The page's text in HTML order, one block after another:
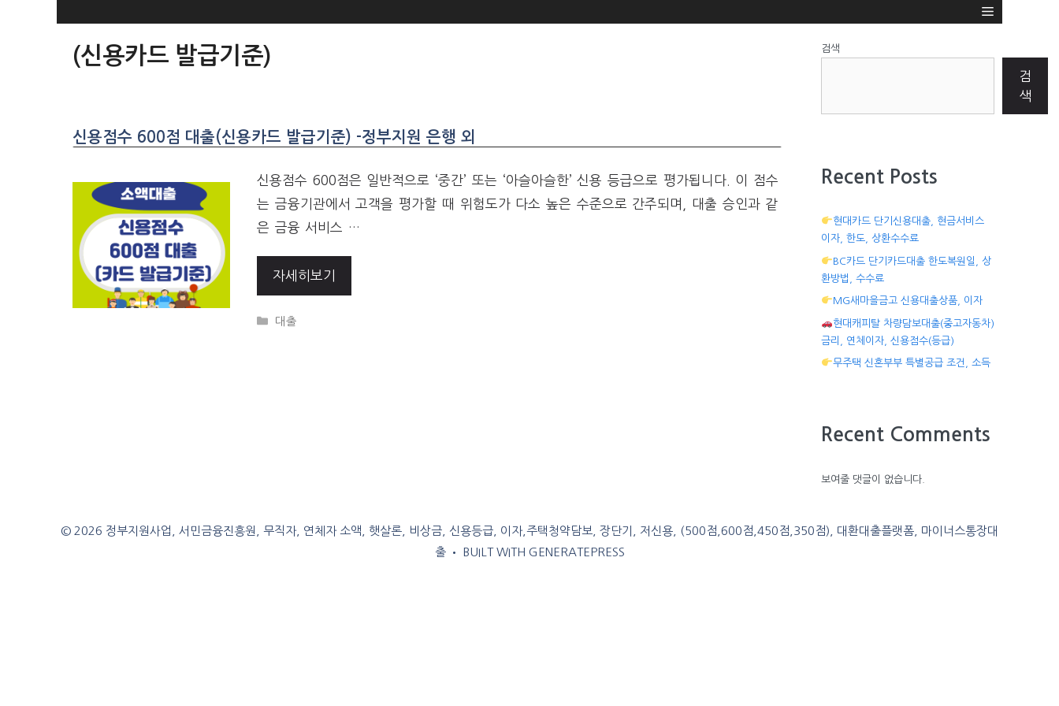
(신용카드 발급기준)
신용점수 600점 대출(신용카드 발급기준) -정부지원 은행 외
신용점수 600점은 일반적으로 ‘중간’ 또는 ‘아슬아슬한’ 신용 등급으로 평가됩니다. 이 점수
는 금융기관에서 고객을 평가할 때 위험도가 다소 높은 수준으로 간주되며, 대출 승인과 같
은 금융 서비스 …
자세히보기
CATEGORIES
대출
검색
검
색
Recent Posts
현대카드 단기신용대출, 현금서비스
이자, 한도, 상환수수료
BC카드 단기카드대출 한도복원일, 상
환방법, 수수료
MG새마을금고 신용대출상품, 이자
현대캐피탈 차량담보대출(중고자동차)
금리, 연체이자, 신용점수(등급)
무주택 신혼부부 특별공급 조건, 소득
Recent Comments
보여줄 댓글이 없습니다.
© 2026 정부지원사업, 서민금융진흥원, 무직자, 연체자 소액, 햇살론, 비상금, 신용등급, 이자,주택청약담보, 장단기, 저신용, (500점,600점,450점,350점), 대환대출플랫폼, 마이너스통장대
출• BUILT WITH GENERATEPRESS